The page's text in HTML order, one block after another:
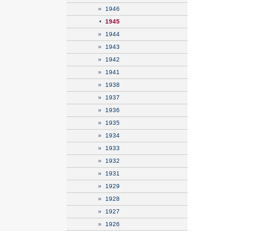
» 1946
• 1945
» 1944
» 1943
» 1942
» 1941
» 1938
» 1937
» 1936
» 1935
» 1934
» 1933
» 1932
» 1931
» 1929
» 1928
» 1927
» 1926